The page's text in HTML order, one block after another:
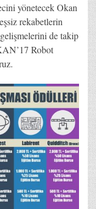
yönetecek Okan
rekabetlerin
de takip
Robot